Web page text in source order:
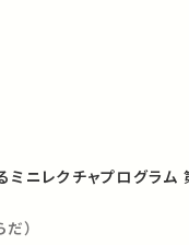
ミニレクチャプログラム
）